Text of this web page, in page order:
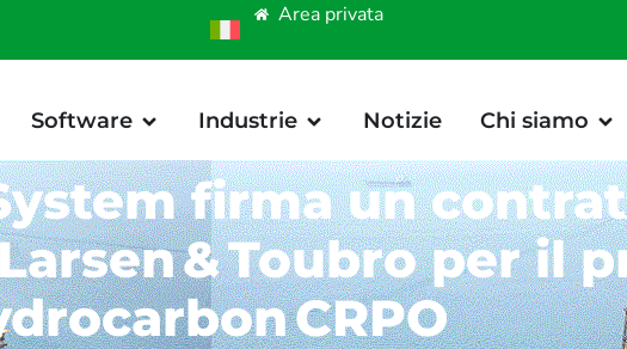
Area privata
Software Industrie Notizie Chi siamo
firma un
& Toubro per il
CRPO